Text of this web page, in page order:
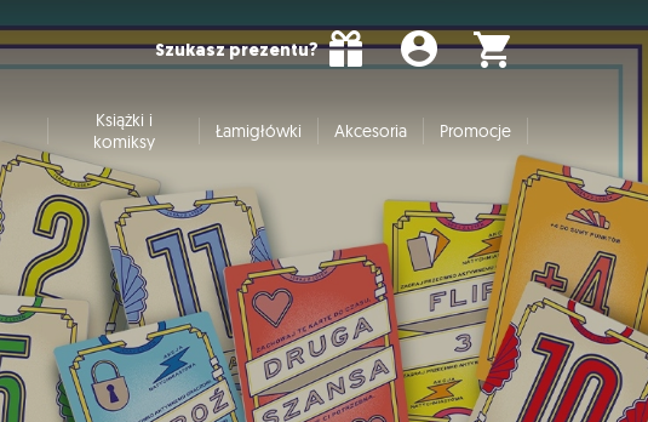
Szukasz prezentu?
Książki i
komiksy
Łamigłówki Akcesoria Promocje